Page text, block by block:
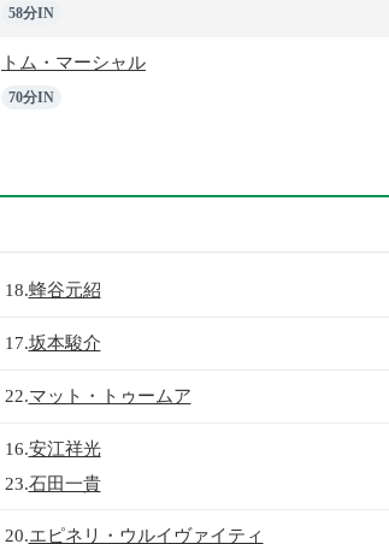
58分IN
トム・マーシャル
70分IN
18.蜂谷元紹
17.坂本駿介
22.マット・トゥームア
16.安江祥光
23.石田一貴
20.エピネリ・ウルイヴァイティ